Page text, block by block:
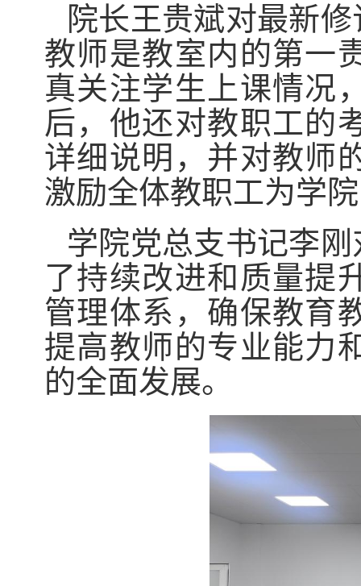
院长王贵斌对最新
教师是教室内的第一
真关注学生上课情况
后，他还对教职工的
详细说明，并对教师
激励全体教职工为学
学院党总支书记李
了持续改进和质量提
管理体系，确保教育
提高教师的专业能力
的全面发展。